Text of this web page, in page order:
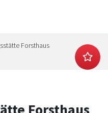
Forsthaus